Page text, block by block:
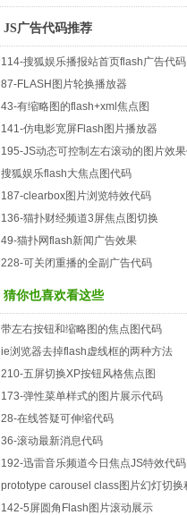
JS广告代码推荐
114-搜狐娱乐播报站首页flash广告代码
87-FLASH图片轮换播放器
43-有缩略图的flash+xml焦点图
141-仿电影宽屏Flash图片播放器
195-JS动态可控制左右滚动的图片效
搜狐娱乐flash大焦点图代码
187-clearbox图片浏览特效代码
136-猫扑财经频道3屏焦点图切换
49-猫扑网flash新闻广告效果
228-可关闭重播的全副广告代码
猜你也喜欢看这些
带左右按钮和缩略图的焦点图代码
ie浏览器去掉flash虚线框的两种方法
210-五屏切换XP按钮风格焦点图
173-弹性菜单样式的图片展示代码
28-在线答疑可伸缩代码
36-滚动最新消息代码
192-迅雷音乐频道今日焦点JS特效代码
prototype carousel class图片幻灯切换
142-5屏圆角Flash图片滚动展示